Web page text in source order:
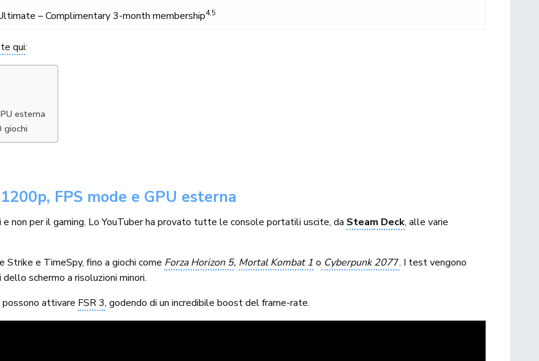
– Complimentary 3-month membership4,5
qui:
esterna
giochi
FPS mode e GPU esterna
non per il gaming. Lo YouTuber ha provato tutte le console portatili uscite, da Steam Deck, alle varie
Strike e TimeSpy, fino a giochi come Forza Horizon 5, Mortal Kombat 1 o Cyberpunk 2077. I test vengono
schermo a risoluzioni minori.
possono attivare FSR 3, godendo di un incredibile boost del frame-rate.